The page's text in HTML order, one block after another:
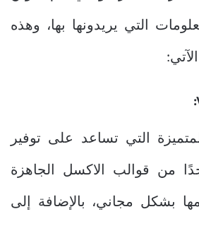
التي يريدونها بها، وهذه
التي تساعد على توفير
من قوالب الاكسل الجاهزة
بشكل مجاني، بالإضافة إلى